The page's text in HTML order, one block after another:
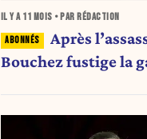
IL Y A 11 MOIS • PAR RÉDACTION
Après
Bouchez fustige la